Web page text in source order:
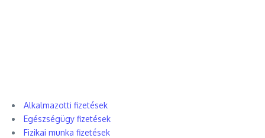
Alkalmazotti fizetések
Egészségügy fizetések
Fizikai munka fizetések